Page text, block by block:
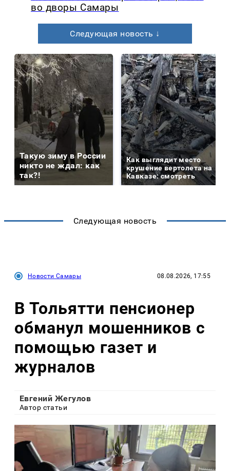
во дворы Самары
Следующая новость ↓
Такую зиму в России
никто не ждал: как
так?!
Как выглядит место
крушение вертолета на
Кавказе: смотреть
Следующая новость
Новости Самары 08.08.2026, 17:55
В Тольятти пенсионер
обманул мошенников с
помощью газет и
журналов
Евгений Жегулов
Автор статьи